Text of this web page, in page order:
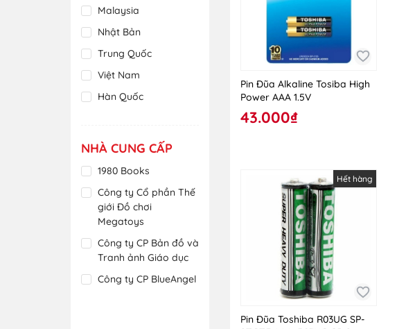
Malaysia
Nhật Bản
Trung Quốc
Việt Nam
Hàn Quốc
Indonesia
Philippines
Thái Lan
Tây Ban Nha
NHÀ CUNG CẤP
1980 Books
Công ty Cổ phần Thế
giới Đồ chơi
Megatoys
Công ty CP Bản đồ và
Tranh ảnh Giáo dục
Công ty CP BlueAngel
Pin Đũa Alkaline Tosiba High
Power AAA 1.5V
43.000₫
Hết hàng
Pin Đũa Toshiba R03UG SP-